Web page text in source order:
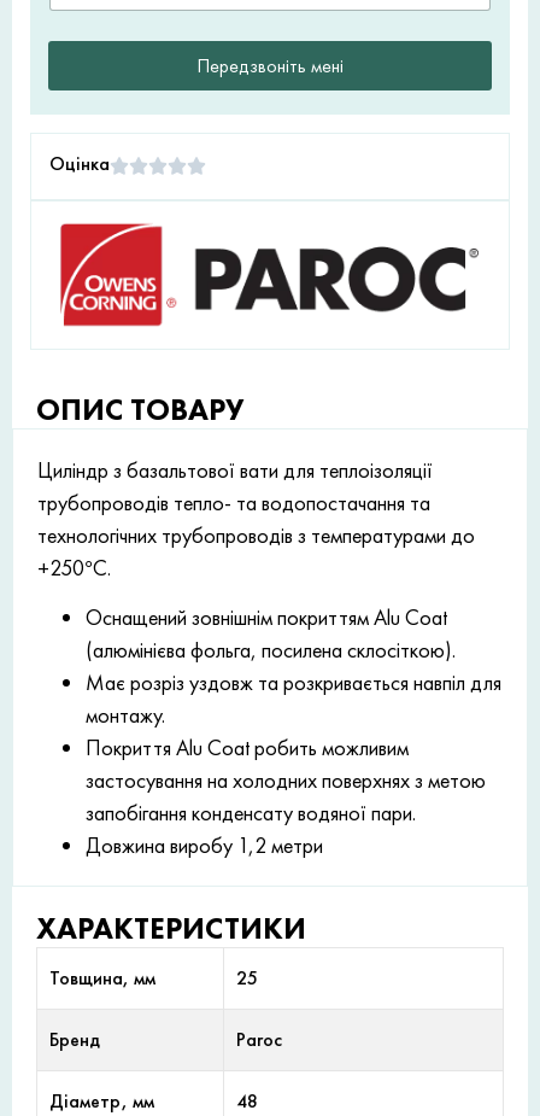
Передзвоніть мені
Оцінка
ОПИС ТОВАРУ
Циліндр з базальтової вати для теплоізоляції
трубопроводів тепло- та водопостачання та
технологічних трубопроводів з температурами до
+250°С.
Оснащений зовнішнім покриттям Alu Coat
(алюмінієва фольга, посилена склосіткою).
Має розріз уздовж та розкривається навпіл для
монтажу.
Покриття Alu Coat робить можливим
застосування на холодних поверхнях з метою
запобігання конденсату водяної пари.
Довжина виробу 1,2 метри
ХАРАКТЕРИСТИКИ
Товщина, мм 25
Бренд Paroc
Діаметр, мм 48